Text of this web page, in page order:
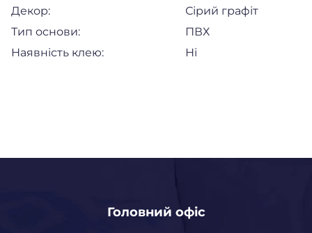
Декор:
Сірий графіт
Тип основи:
ПВХ
Наявність клею:
Ні
Головний офіс